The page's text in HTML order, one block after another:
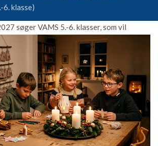
6. klasse)
søger VAMS 5.-6. klasser, som vil